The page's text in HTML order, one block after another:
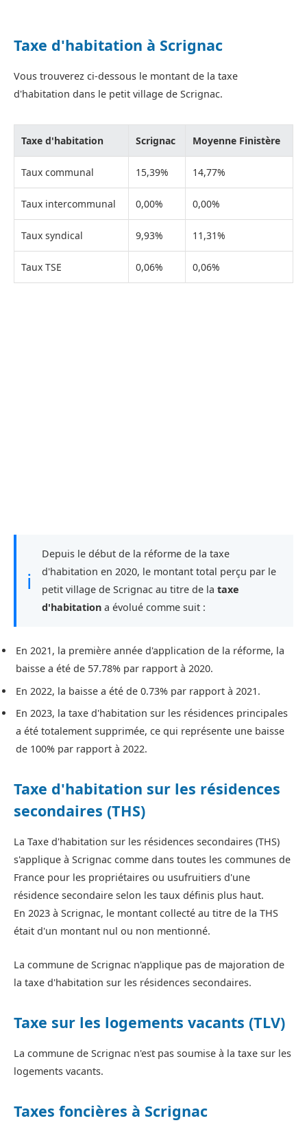
Taxe d'habitation à Scrignac
Vous trouverez ci-dessous le montant de la taxe
d'habitation dans le petit village de Scrignac.
Taxe d'habitation Scrignac Moyenne Finistère
Taux communal 15,39% 14,77%
Taux intercommunal 0,00% 0,00%
Taux syndical 9,93% 11,31%
Taux TSE 0,06% 0,06%
ℹ
Depuis le début de la réforme de la taxe
d'habitation en 2020, le montant total perçu par le
petit village de Scrignac au titre de la taxe
d'habitation a évolué comme suit :
En 2021, la première année d'application de la réforme, la
baisse a été de 57.78% par rapport à 2020.
En 2022, la baisse a été de 0.73% par rapport à 2021.
En 2023, la taxe d'habitation sur les résidences principales
a été totalement supprimée, ce qui représente une baisse
de 100% par rapport à 2022.
Taxe d'habitation sur les résidences
secondaires (THS)
La Taxe d'habitation sur les résidences secondaires (THS)
s'applique à Scrignac comme dans toutes les communes de
France pour les propriétaires ou usufruitiers d'une
résidence secondaire selon les taux définis plus haut.
En 2023 à Scrignac, le montant collecté au titre de la THS
était d'un montant nul ou non mentionné.
La commune de Scrignac n'applique pas de majoration de
la taxe d'habitation sur les résidences secondaires.
Taxe sur les logements vacants (TLV)
La commune de Scrignac n'est pas soumise à la taxe sur les
logements vacants.
Taxes foncières à Scrignac